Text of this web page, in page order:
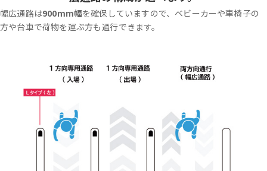
幅広通路は900mm幅を確保していますので、ベビーカーや車椅子の
方や台車で荷物を運ぶ方も通行できます。